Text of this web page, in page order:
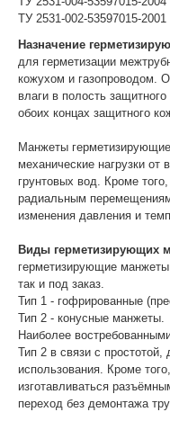
ТУ 2531-002-53597015-2001
Назначение
для герметизации
кожухом и газопроводом.
влаги в полость
обоих концах защитного
Манжеты
механические нагрузки от
грунтовых вод. Кроме
радиальным
изменения давления и
Виды герметизирующих
герметизирующие
так и под заказ.
Тип 1 - гофрированные
Тип 2 - конусные манжеты.
Наиболее
Тип 2 в связи с
использования. Кроме
изготавливаться
переход без демонтажа